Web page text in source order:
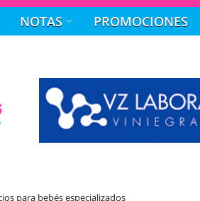
NOTAS PROMOCIONES
para bebés especializados